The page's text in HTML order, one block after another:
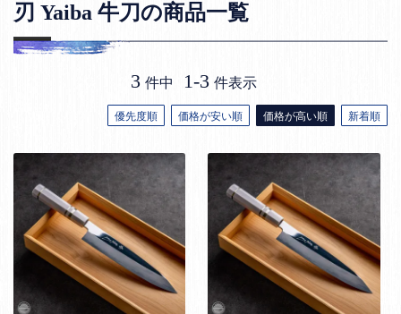
刃 Yaiba 牛刀の商品一覧
優先度順 価格が安い順 価格が高い順 新着順
3 件中 1-3 件表示